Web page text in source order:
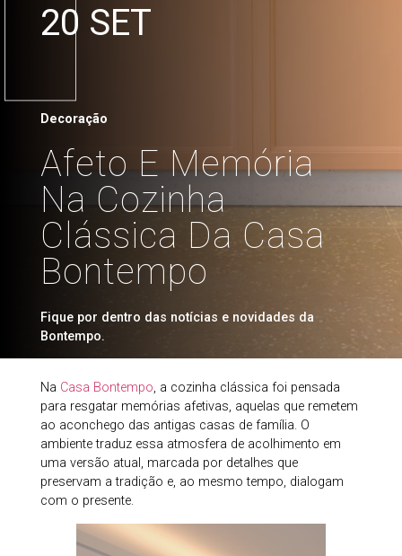
20 SET
Decoração
Afeto E Memória
Na Cozinha
Clássica Da Casa
Bontempo
Fique por dentro das notícias e novidades da
Bontempo.
Na Casa Bontempo, a cozinha clássica foi pensada
para resgatar memórias afetivas, aquelas que remetem
ao aconchego das antigas casas de família. O
ambiente traduz essa atmosfera de acolhimento em
uma versão atual, marcada por detalhes que
preservam a tradição e, ao mesmo tempo, dialogam
com o presente.